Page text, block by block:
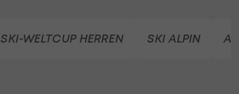
SKI-WELTCUP HERREN SKI ALPIN